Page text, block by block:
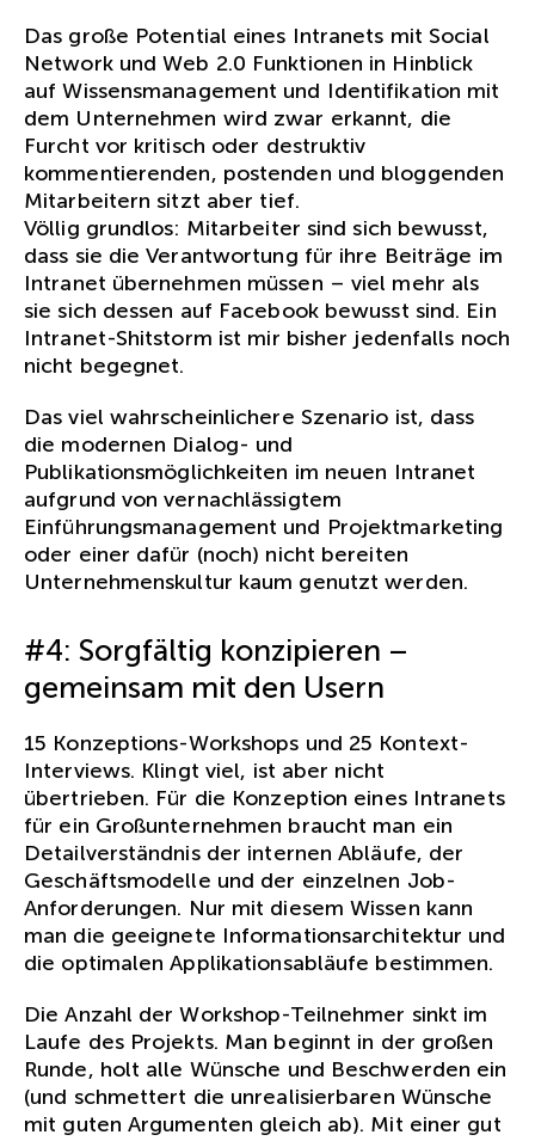
Das große Potential eines Intranets mit Social
Network und Web 2.0 Funktionen in Hinblick
auf Wissensmanagement und Identifikation mit
dem Unternehmen wird zwar erkannt, die
Furcht vor kritisch oder destruktiv
kommentierenden, postenden und bloggenden
Mitarbeitern sitzt aber tief.
Völlig grundlos: Mitarbeiter sind sich bewusst,
dass sie die Verantwortung für ihre Beiträge im
Intranet übernehmen müssen – viel mehr als
sie sich dessen auf Facebook bewusst sind. Ein
Intranet-Shitstorm ist mir bisher jedenfalls noch
nicht begegnet.
Das viel wahrscheinlichere Szenario ist, dass
die modernen Dialog- und
Publikationsmöglichkeiten im neuen Intranet
aufgrund von vernachlässigtem
Einführungsmanagement und Projektmarketing
oder einer dafür (noch) nicht bereiten
Unternehmenskultur kaum genutzt werden.
#4: Sorgfältig konzipieren –
gemeinsam mit den Usern
15 Konzeptions-Workshops und 25 Kontext-
Interviews. Klingt viel, ist aber nicht
übertrieben. Für die Konzeption eines Intranets
für ein Großunternehmen braucht man ein
Detailverständnis der internen Abläufe, der
Geschäftsmodelle und der einzelnen Job-
Anforderungen. Nur mit diesem Wissen kann
man die geeignete Informationsarchitektur und
die optimalen Applikationsabläufe bestimmen.
Die Anzahl der Workshop-Teilnehmer sinkt im
Laufe des Projekts. Man beginnt in der großen
Runde, holt alle Wünsche und Beschwerden ein
(und schmettert die unrealisierbaren Wünsche
mit guten Argumenten gleich ab). Mit einer gut